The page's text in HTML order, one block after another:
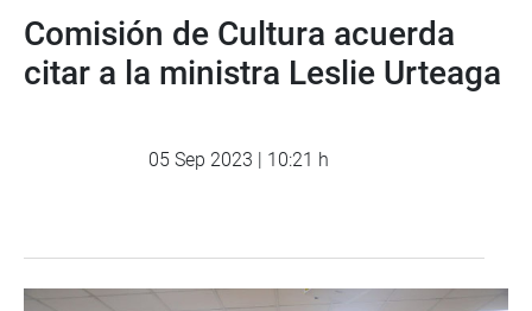
Comisión de Cultura acuerda
citar a la ministra Leslie Urteaga
05 Sep 2023 | 10:21 h